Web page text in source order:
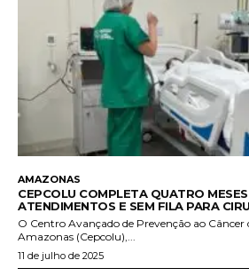
AMAZONAS
CEPCOLU COMPLETA QUATRO
ATENDIMENTOS E SEM FILA PARA
O Centro Avançado de Prevenção ao Câncer
Amazonas (Cepcolu),...
11 de julho de 2025